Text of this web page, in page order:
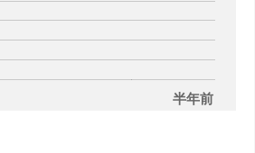
半年前